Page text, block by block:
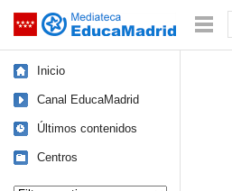
Saltar navegación
Inicio
Canal EducaMadrid
Últimos contenidos
Centros